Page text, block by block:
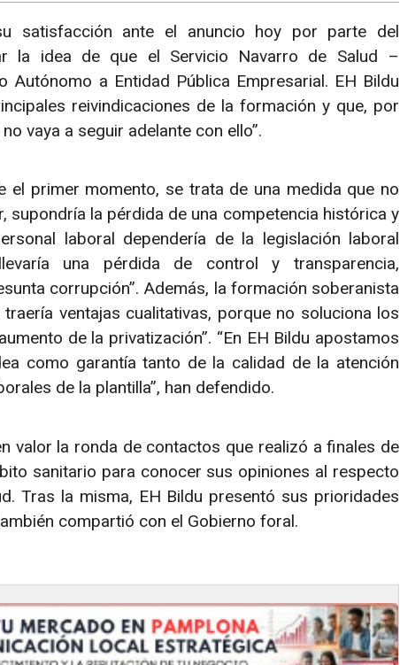
satisfacción ante el anuncio hoy por parte del
la idea de que el Servicio Navarro de Salud –
Autónomo a Entidad Pública Empresarial. EH Bildu
reivindicaciones de la formación y que, por
vaya a seguir adelante con ello”.
el primer momento, se trata de una medida que no
supondría la pérdida de una competencia histórica y
laboral dependería de la legislación laboral
una pérdida de control y transparencia,
corrupción”. Además, la formación soberanista
ventajas cualitativas, porque no soluciona los
de la privatización”. “En EH Bildu apostamos
como garantía tanto de la calidad de la atención
de la plantilla”, han defendido.
valor la ronda de contactos que realizó a finales de
sanitario para conocer sus opiniones al respecto
Tras la misma, EH Bildu presentó sus prioridades
compartió con el Gobierno foral.